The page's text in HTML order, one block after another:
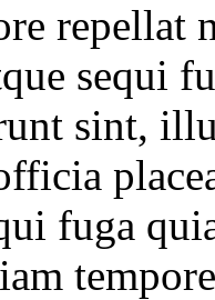
repellat
sequi
sint,
fuga